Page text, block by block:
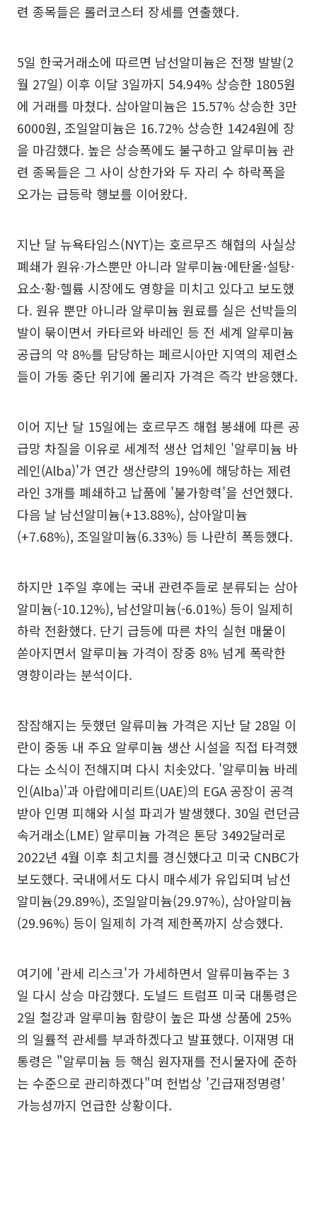
련 종목들은 롤러코스터 장세를 연출했다.
5일 한국거래소에 따르면 남선알미늄은 전쟁 발발(2
월 27일) 이후 이달 3일까지 54.94% 상승한 1805원
에 거래를 마쳤다. 삼아알미늄은 15.57% 상승한 3만
6000원, 조일알미늄은 16.72% 상승한 1424원에 장
을 마감했다. 높은 상승폭에도 불구하고 알루미늄 관
련 종목들은 그 사이 상한가와 두 자리 수 하락폭을
오가는 급등락 행보를 이어왔다.
지난 달 뉴욕타임스(NYT)는 호르무즈 해협의 사실상
폐쇄가 원유·가스뿐만 아니라 알루미늄·에탄올·설탕·
요소·황·헬륨 시장에도 영향을 미치고 있다고 보도했
다. 원유 뿐만 아니라 알루미늄 원료를 실은 선박들의
발이 묶이면서 카타르와 바레인 등 전 세계 알루미늄
공급의 약 8%를 담당하는 페르시아만 지역의 제련소
들이 가동 중단 위기에 몰리자 가격은 즉각 반응했다.
이어 지난 달 15일에는 호르무즈 해협 봉쇄에 따른 공
급망 차질을 이유로 세계적 생산 업체인 '알루미늄 바
레인(Alba)'가 연간 생산량의 19%에 해당하는 제련
라인 3개를 폐쇄하고 납품에 '불가항력'을 선언했다.
다음 날 남선알미늄(+13.88%), 삼아알미늄
(+7.68%), 조일알미늄(6.33%) 등 나란히 폭등했다.
하지만 1주일 후에는 국내 관련주들로 분류되는 삼아
알미늄(-10.12%), 남선알미늄(-6.01%) 등이 일제히
하락 전환했다. 단기 급등에 따른 차익 실현 매물이
쏟아지면서 알루미늄 가격이 장중 8% 넘게 폭락한
영향이라는 분석이다.
잠잠해지는 듯했던 알류미늄 가격은 지난 달 28일 이
란이 중동 내 주요 알루미늄 생산 시설을 직접 타격했
다는 소식이 전해지며 다시 치솟았다. '알루미늄 바레
인(Alba)'과 아랍에미리트(UAE)의 EGA 공장이 공격
받아 인명 피해와 시설 파괴가 발생했다. 30일 런던금
속거래소(LME) 알루미늄 가격은 톤당 3492달러로
2022년 4월 이후 최고치를 경신했다고 미국 CNBC가
보도했다. 국내에서도 다시 매수세가 유입되며 남선
알미늄(29.89%), 조일알미늄(29.97%), 삼아알미늄
(29.96%) 등이 일제히 가격 제한폭까지 상승했다.
여기에 '관세 리스크'가 가세하면서 알류미늄주는 3
일 다시 상승 마감했다. 도널드 트럼프 미국 대통령은
2일 철강과 알루미늄 함량이 높은 파생 상품에 25%
의 일률적 관세를 부과하겠다고 발표했다. 이재명 대
통령은 "알루미늄 등 핵심 원자재를 전시물자에 준하
는 수준으로 관리하겠다"며 헌법상 '긴급재정명령'
가능성까지 언급한 상황이다.